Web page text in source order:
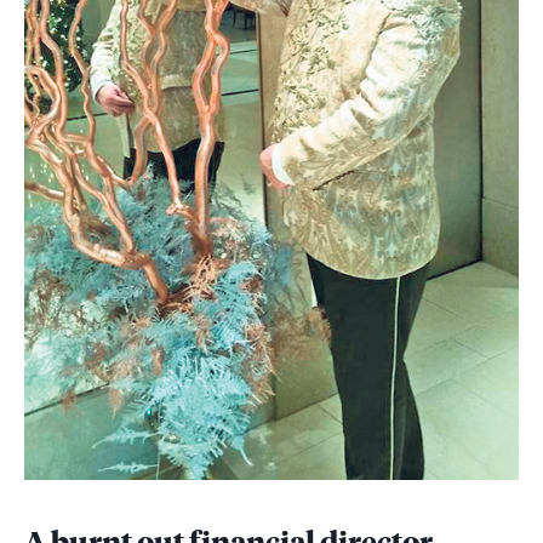
5.32
Întrebată de cîte ori a intrat Secureanu la Cotroceni,
Administrația Prezidențială ne-a trimis la SPP, iar SPP
spune că ”bonurile de acces și tabelele se distrug în
cel mult 7 zile”!
5.33
Secureanu i-a făcut firmă lui ”Vrăbi” cu soția unui fost
ofițer SIE, Ion Milodin, personaj nelipsit pe axa
Secureanu - Oprescu
5.34
Armament în spital! ”Comisarul-șef Udroiu de la
Agenția Națională Antidrog e omul care ii ajută pe
Secureanu și pe Vrăbi să-și reînnoiască permisele de
portarmă și merge cu ei la poligon!”
5.35
”Jigodito!”, cuvîntul anului 2016, și filmarea cu ”Vrăbi”
dîndu-se drept Gabriela Firea, primarul Bucureștiului!
Secureanu rămîne în arest. Judecătorul a prelungit
măsura pe încă 30 de zile. Omul are 1,5 terabytes de